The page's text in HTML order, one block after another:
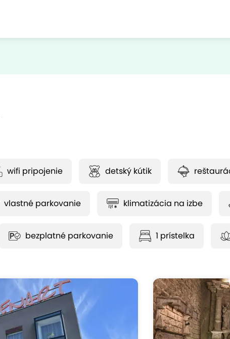
wifi pripojenie detský kútik
vlastné parkovanie klimatizácia na izbe
bezplatné parkovanie 1 prístelka